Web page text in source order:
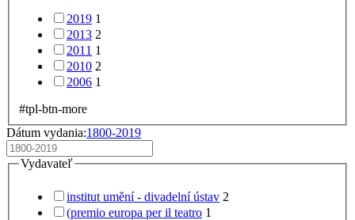
2019 1
2013 2
2011 1
2010 2
2006 1
#tpl-btn-more
Dátum vydania:1800-2019
Vydavateľ
institut umění - divadelní ústav 2
(premio europa per il teatro 1